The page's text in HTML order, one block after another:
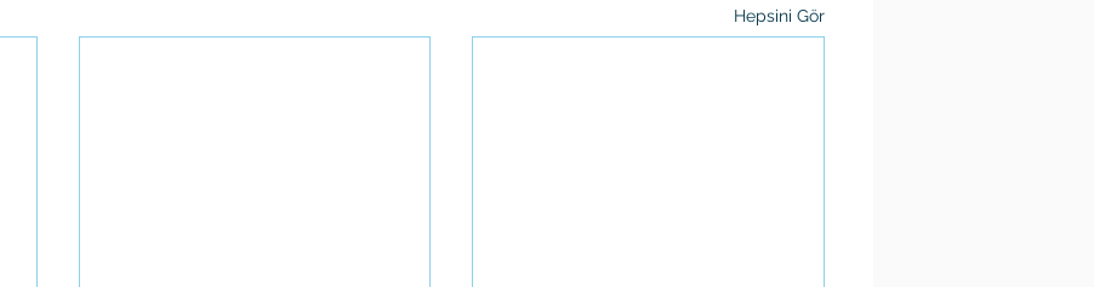
Hepsini Gör